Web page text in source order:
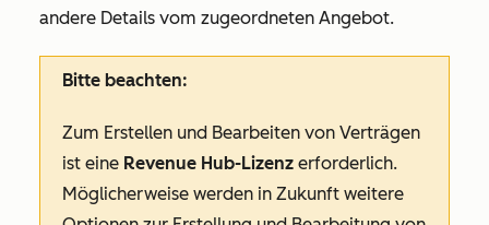
andere Details vom zugeordneten Angebot.
Bitte beachten:
Zum Erstellen und Bearbeiten von Verträgen
ist eine Revenue Hub-Lizenz erforderlich.
Möglicherweise werden in Zukunft weitere